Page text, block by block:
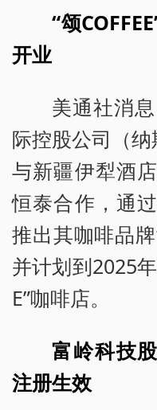
“颂
开业
美通社消
际控股公司（
与新疆伊犁酒
恒泰合作，通
推出其咖啡品牌
并计划到2025
E”咖啡店。
富岭科技
注册生效